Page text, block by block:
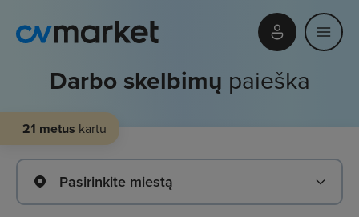
Darbo skelbimų paieška
21 metus kartu
Pasirinkite miestą